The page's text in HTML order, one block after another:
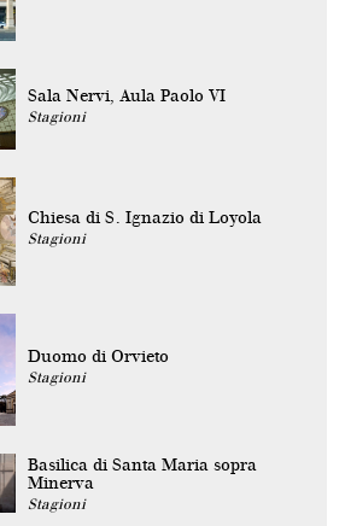
Sala Nervi, Aula Paolo VI
Stagioni
Chiesa di S. Ignazio di Loyola
Stagioni
Duomo di Orvieto
Stagioni
Basilica di Santa Maria sopra
Minerva
Stagioni